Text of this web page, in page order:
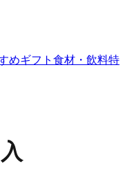
めギフト 食材・飲料特